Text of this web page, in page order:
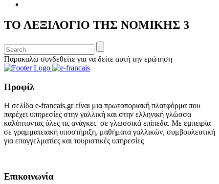
ΤΟ ΛΕΞΙΛΟΓΙΟ ΤΗΣ ΝΟΜΙΚΗΣ 3
Παρακαλώ συνδεθείτε για να δείτε αυτή την ερώτηση
Προφίλ
Η σελίδα e-francais.gr είναι μια πρωτοποριακή πλατφόρμα που
παρέχει υπηρεσίες στην γαλλική και στην ελληνική γλώσσα
καλύπτοντας όλες τις ανάγκες σε γλωσσικά επίπεδα. Με εμπειρία
σε γραμματειακή υποστήριξη, μαθήματα γαλλικών, συμβουλευτική
για επαγγελματίες και τουριστικές υπηρεσίες
Επικοινωνία